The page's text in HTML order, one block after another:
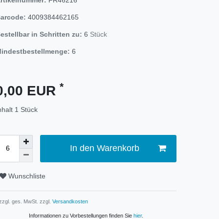
4009384462165
in Schritten zu: 6 Stück
6
EUR *
1 Stück
In den Warenkorb
Wunschliste
ges. MwSt. zzgl. Versandkosten
Informationen zu Vorbestellungen finden Sie hier.